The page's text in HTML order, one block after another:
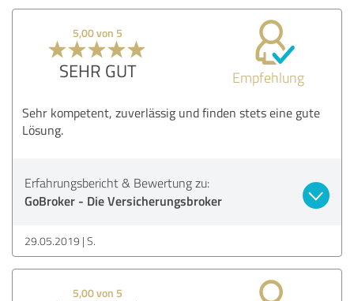
5,00 von 5
SEHR GUT Empfehlung
Sehr kompetent, zuverlässig und finden stets eine gute
Lösung.
Erfahrungsbericht & Bewertung zu:
GoBroker - Die Versicherungsbroker
29.05.2019 S.
5,00 von 5